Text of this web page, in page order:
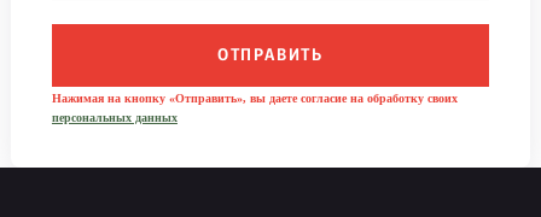
ОТПРАВИТЬ
Нажимая на кнопку «Отправить», вы даете согласие на обработку своих
персональных данных